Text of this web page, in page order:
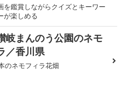
を鑑賞しながらクイズとキーワー
が楽しめる
岐まんのう公園のネモ
／香川県
のネモフィラ花畑